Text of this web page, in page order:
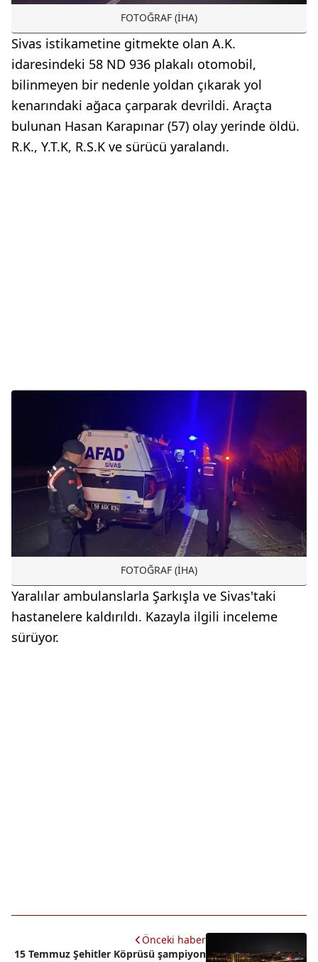
FOTOĞRAF (İHA)
Sivas istikametine gitmekte olan A.K.
idaresindeki 58 ND 936 plakalı otomobil,
bilinmeyen bir nedenle yoldan çıkarak yol
kenarındaki ağaca çarparak devrildi. Araçta
bulunan Hasan Karapınar (57) olay yerinde öldü.
R.K., Y.T.K, R.S.K ve sürücü yaralandı.
FOTOĞRAF (İHA)
Yaralılar ambulanslarla Şarkışla ve Sivas'taki
hastanelere kaldırıldı. Kazayla ilgili inceleme
sürüyor.
Önceki haber
15 Temmuz Şehitler Köprüsü şampiyon